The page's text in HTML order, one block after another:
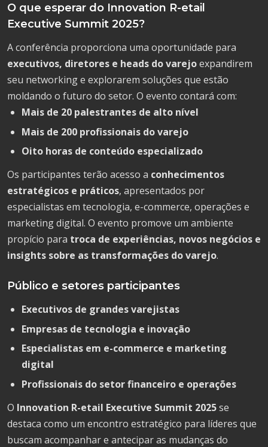
O que esperar do Innovation R-etail
Executive Summit 2025?
A conferência proporciona uma oportunidade para
executivos, diretores e heads do varejoexpandirem
seu networking e explorarem soluções que estão
moldando o futuro do setor. O evento contará com:
Mais de 20 palestrantes de alto nível
Mais de 200 profissionais do varejo
Oito horas de conteúdo especializado
Os participantes terão acesso a conhecimentos
estratégicos e práticos, apresentados por
especialistas em tecnologia, e-commerce, operações e
marketing digital. O evento promove um ambiente
propício para troca de experiências, novos negócios e
insights sobre as transformações do varejo.
Público e setores participantes
Executivos de grandes varejistas
Empresas de tecnologia e inovação
Especialistas em e-commerce e marketing
digital
Profissionais do setor financeiro e operações
O Innovation R-etail Executive Summit 2025se
destaca como um encontro estratégico para líderes que
buscam acompanhar e antecipar as mudanças do